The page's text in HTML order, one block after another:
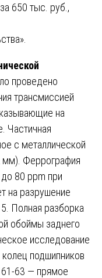
650 тыс. руб.,
проведено
трансмиссией
на
Частичная
с металлической
мм). Феррография
80 ppm при
на разрушение
Полная разборка
обоймы заднего
исследование
подшипников
61-63 — прямое